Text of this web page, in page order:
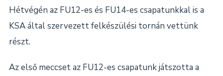
Hétvégén az FU12-es és FU14-es csapatunkkal is a
KSA által szervezett felkészülési tornán vettünk
részt.
Az első meccset az FU12-es csapatunk játszotta a